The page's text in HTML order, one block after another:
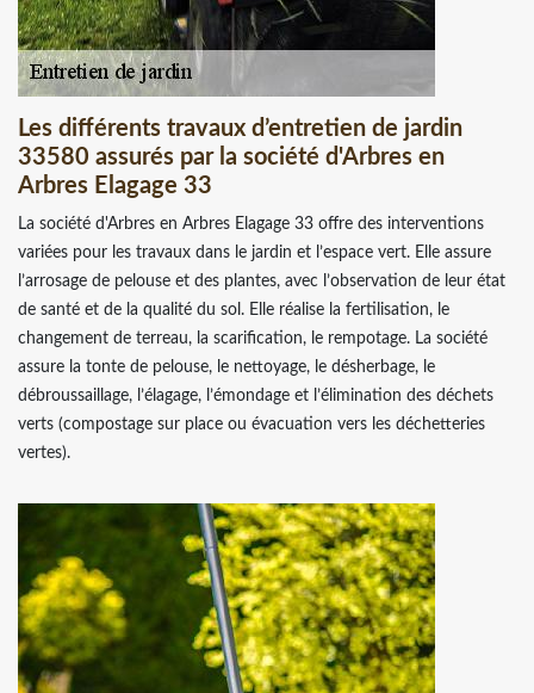
Les différents travaux d’entretien de jardin
33580 assurés par la société d'Arbres en
Arbres Elagage 33
La société d'Arbres en Arbres Elagage 33 offre des interventions
variées pour les travaux dans le jardin et l’espace vert. Elle assure
l’arrosage de pelouse et des plantes, avec l’observation de leur état
de santé et de la qualité du sol. Elle réalise la fertilisation, le
changement de terreau, la scarification, le rempotage. La société
assure la tonte de pelouse, le nettoyage, le désherbage, le
débroussaillage, l’élagage, l’émondage et l’élimination des déchets
verts (compostage sur place ou évacuation vers les déchetteries
vertes).